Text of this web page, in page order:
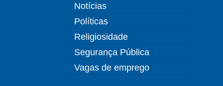
Notícias
Políticas
Religiosidade
Segurança Pública
Vagas de emprego